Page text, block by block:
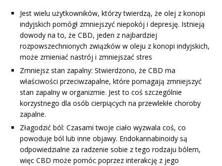
Jest wielu użytkowników, którzy twierdzą, że olej z konopi
indyjskich pomógł zmniejszyć niepokój i depresję. Istnieją
dowody na to, że CBD, jeden z najbardziej
rozpowszechnionych związków w oleju z konopi indyjskich,
może zmieniać nastrój i zmniejszać stres
Zmniejsz stan zapalny: Stwierdzono, że CBD ma
właściwości przeciwzapalne, które pomagają zmniejszyć
stan zapalny w organizmie. Jest to coś szczególnie
korzystnego dla osób cierpiących na przewlekłe choroby
zapalne.
Złagodzić ból: Czasami twoje ciało wyzwala coś, co
powoduje ból lub inne objawy. Endokannabinoidy są
odpowiedzialne za radzenie sobie z tego rodzaju bólem,
więc CBD może pomóc poprzez interakcję z jego